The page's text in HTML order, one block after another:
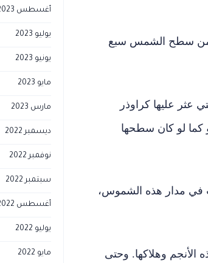
ألف درجة، أي أكثر حرارة من سطح الشمس سبع
عثر عليها كراوذر
كما لو كان سطحها
في مدار هذه الشموس،
الأنجم وهلاكها. وحتى
أغسطس 2023
يوليو 2023
يونيو 2023
مايو 2023
مارس 2023
ديسمبر 2022
نوفمبر 2022
سبتمبر 2022
أغسطس 2022
يوليو 2022
مايو 2022